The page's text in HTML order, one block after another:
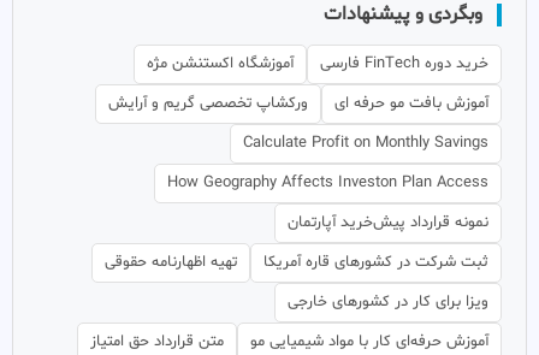
وبگردی و پیشنهادات
خرید دوره FinTech فارسی
آموزشگاه اکستنشن مژه
آموزش بافت مو حرفه ای
ورکشاپ تخصصی گریم و آرایش
Calculate Profit on Monthly Savings
How Geography Affects Investon Plan Access
نمونه قرارداد پیش‌خرید آپارتمان
ثبت شرکت در کشورهای قاره آمریکا
تهیه اظهارنامه حقوقی
ویزا برای کار در کشورهای خارجی
آموزش حرفه‌ای کار با مواد شیمیایی مو
متن قرارداد حق امتیاز